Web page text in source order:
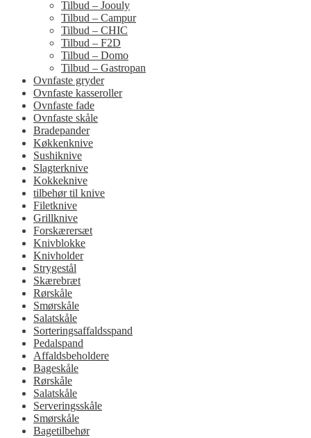
Tilbud – Joouly
Tilbud – Campur
Tilbud – CHIC
Tilbud – F2D
Tilbud – Domo
Tilbud – Gastropan
Ovnfaste gryder
Ovnfaste kasseroller
Ovnfaste fade
Ovnfaste skåle
Bradepander
Køkkenknive
Sushiknive
Slagterknive
Kokkeknive
tilbehør til knive
Filetknive
Grillknive
Forskærersæt
Knivblokke
Knivholder
Strygestål
Skærebræt
Rørskåle
Smørskåle
Salatskåle
Sorteringsaffaldsspand
Pedalspand
Affaldsbeholdere
Bageskåle
Rørskåle
Salatskåle
Serveringsskåle
Smørskåle
Bagetilbehør